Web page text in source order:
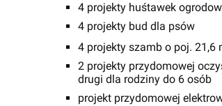
4 projekty huśtawek
4 projekty bud dla psów
4 projekty szamb o poj. 21,6
2 projekty przydomowej
drugi dla rodziny do 6 osób
projekt przydomowej